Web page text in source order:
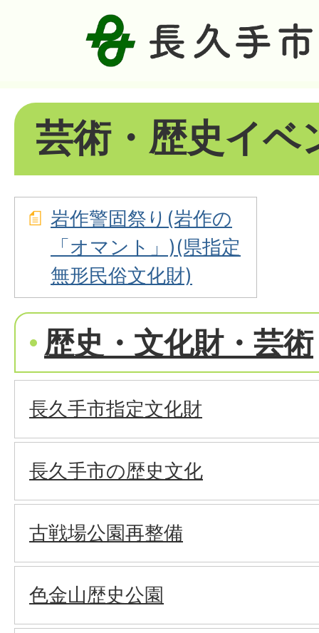
芸術・歴史イベ
岩作警固祭り(岩作の
「オマント」)(県指定
無形民俗文化財)
歴史・文化財・芸術
長久手市指定文化財
長久手市の歴史文化
古戦場公園再整備
色金山歴史公園